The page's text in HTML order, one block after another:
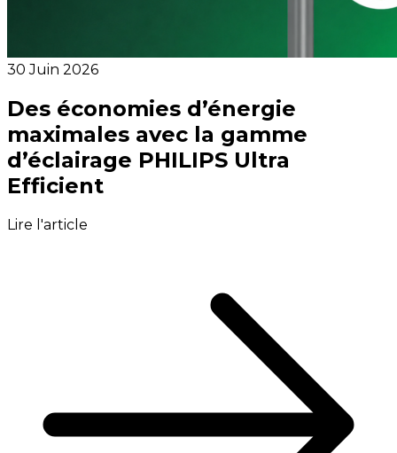
30 Juin 2026
Des économies d’énergie
maximales avec la gamme
d’éclairage PHILIPS Ultra
Efficient
Lire l'article